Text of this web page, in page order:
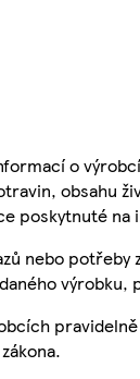
o
obsahu
poskytnuté
nebo
výrobku,